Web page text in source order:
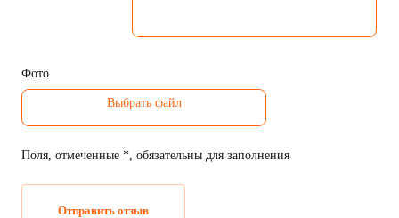
Фото
Поля, отмеченные *, обязательны для заполнения
Отправить отзыв